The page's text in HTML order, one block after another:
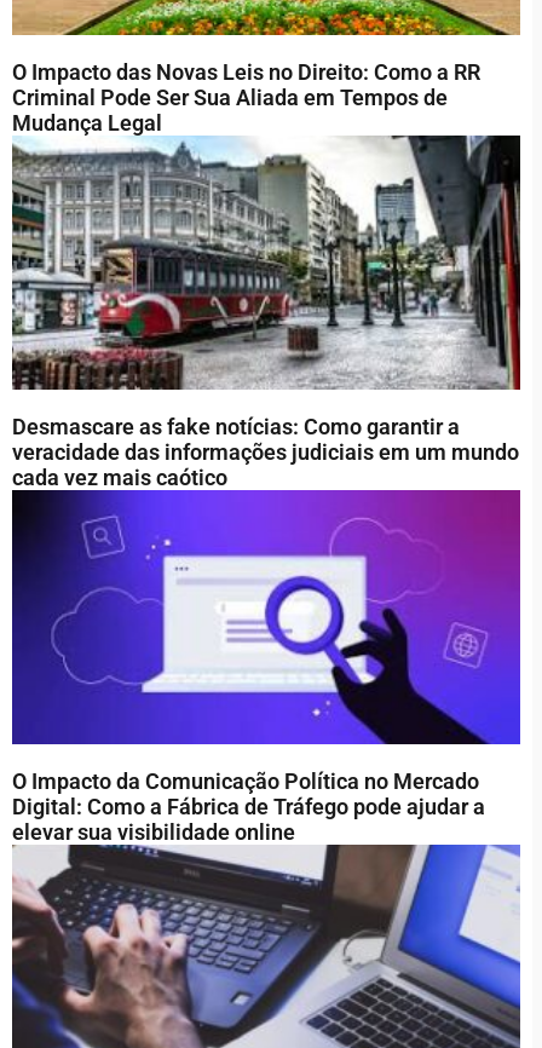
O Impacto das Novas Leis no Direito: Como a RR
Criminal Pode Ser Sua Aliada em Tempos de
Mudança Legal
Desmascare as fake notícias: Como garantir a
veracidade das informações judiciais em um mundo
cada vez mais caótico
O Impacto da Comunicação Política no Mercado
Digital: Como a Fábrica de Tráfego pode ajudar a
elevar sua visibilidade online